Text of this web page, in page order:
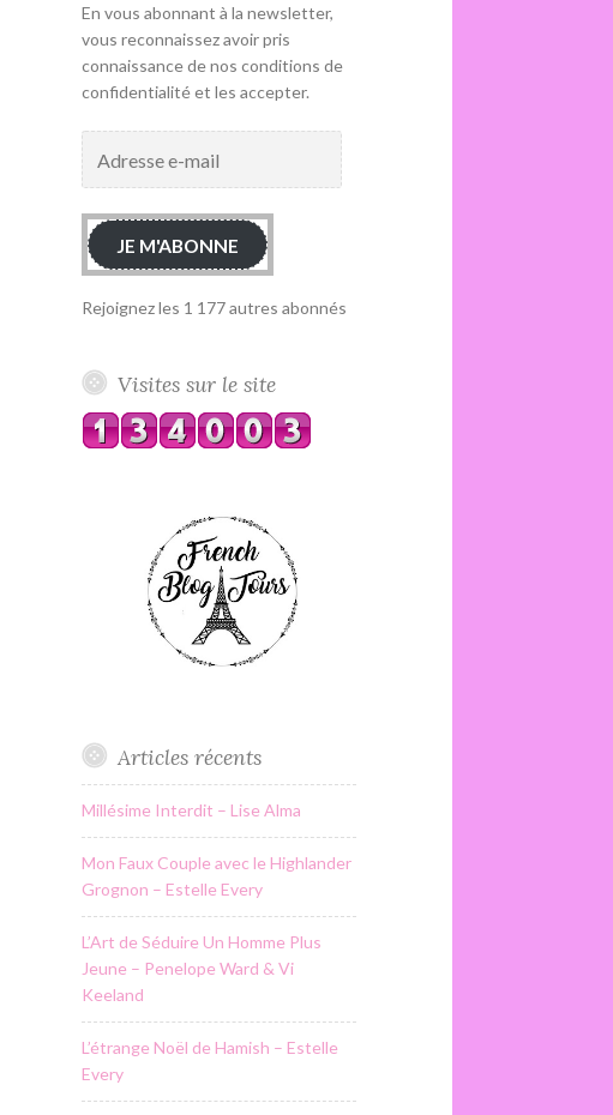
En vous abonnant à la newsletter,
vous reconnaissez avoir pris
connaissance de nos conditions de
confidentialité et les accepter.
mail
JE M'ABONNE
Rejoignez les 1 177 autres abonnés
Visites sur le site
Articles récents
Millésime Interdit – Lise Alma
Mon Faux Couple avec le Highlander
Grognon – Estelle Every
L’Art de Séduire Un Homme Plus
Jeune – Penelope Ward & Vi
Keeland
L’étrange Noël de Hamish – Estelle
Every